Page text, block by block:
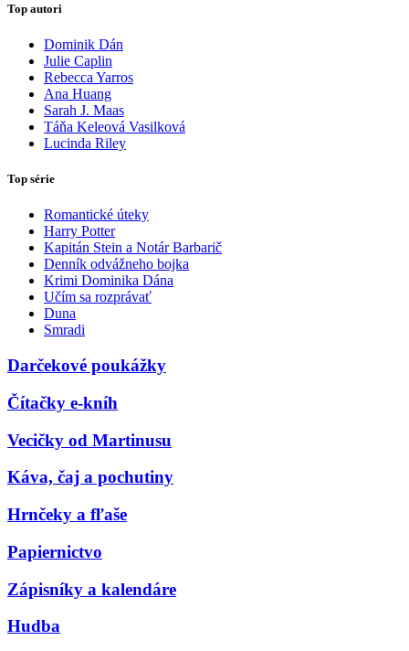
Top autori
Dominik Dán
Julie Caplin
Rebecca Yarros
Ana Huang
Sarah J. Maas
Táňa Keleová Vasilková
Lucinda Riley
Top série
Romantické úteky
Harry Potter
Kapitán Stein a Notár Barbarič
Denník odvážneho bojka
Krimi Dominika Dána
Učím sa rozprávať
Duna
Smradi
Darčekové poukážky
Čítačky e-kníh
Vecičky od Martinusu
Káva, čaj a pochutiny
Hrnčeky a fľaše
Papiernictvo
Zápisníky a kalendáre
Hudba